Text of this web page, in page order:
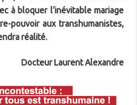
à bloquer l’inévitable mariage
pouvoir aux transhumanistes,
réalité.
Docteur Laurent Alexandre